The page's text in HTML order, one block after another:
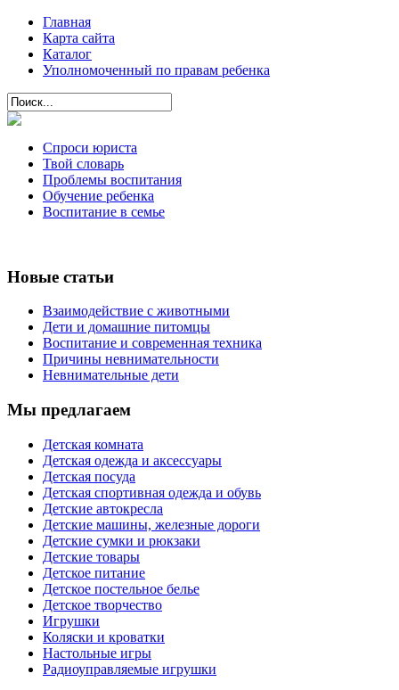
Главная
Карта сайта
Каталог
Уполномоченный по правам ребенка
Спроси юриста
Твой словарь
Проблемы воспитания
Обучение ребенка
Воспитание в семье
Новые статьи
Взаимодействие с животными
Дети и домашние питомцы
Воспитание и современная техника
Причины невнимательности
Невнимательные дети
Мы предлагаем
Детская комната
Детская одежда и аксессуары
Детская посуда
Детская спортивная одежда и обувь
Детские автокресла
Детские машины, железные дороги
Детские сумки и рюкзаки
Детские товары
Детское питание
Детское постельное белье
Детское творчество
Игрушки
Коляски и кроватки
Настольные игры
Радиоуправляемые игрушки